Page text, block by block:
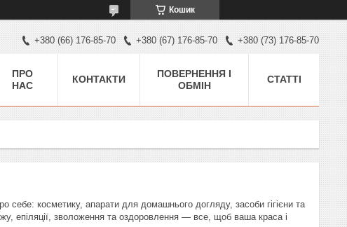
Кошик
+380 (66) 176-85-70 +380 (67) 176-85-70 +380 (73) 176-85-70
ПРО
НАС
КОНТАКТИ
ПОВЕРНЕННЯ І
ОБМІН
СТАТТІ
себе: косметику, апарати для домашнього догляду, засоби гігієни та
епіляції, зволоження та оздоровлення — все, щоб ваша краса і